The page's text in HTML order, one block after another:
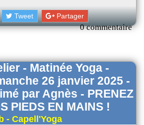
Tweet Partager
0 commentaire
- Matinée Yoga -
26 janvier 2025 -
par Agnès - PRENEZ
PIEDS EN MAINS !
- Capell'Yoga